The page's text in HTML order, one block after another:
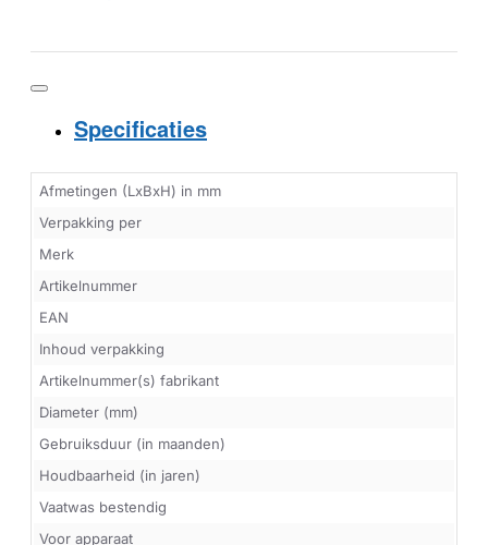
Specificaties
Afmetingen (LxBxH) in mm
Verpakking per
Merk
Artikelnummer
EAN
Inhoud verpakking
Artikelnummer(s) fabrikant
Diameter (mm)
Gebruiksduur (in maanden)
Houdbaarheid (in jaren)
Vaatwas bestendig
Voor apparaat